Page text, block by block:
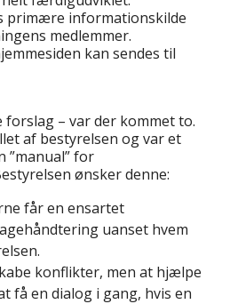
primære informationskilde
medlemmer.
kan sendes til
– var der kommet to.
af bestyrelsen og var et
”manual” for
ønsker denne:
får en ensartet
uanset hvem
konflikter, men at hjælpe
få en dialog i gang, hvis en